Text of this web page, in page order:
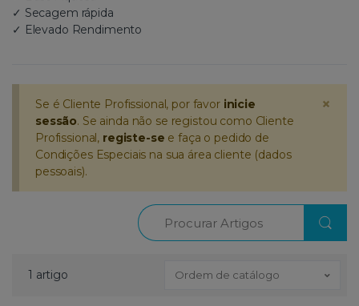
✓ Secagem rápida
✓ Elevado Rendimento
×
Se é Cliente Profissional, por favor inicie
sessão. Se ainda não se registou como Cliente
Profissional, registe-se e faça o pedido de
Condições Especiais na sua área cliente (dados
pessoais).
Procurar
1 artigo Ordem de catálogo